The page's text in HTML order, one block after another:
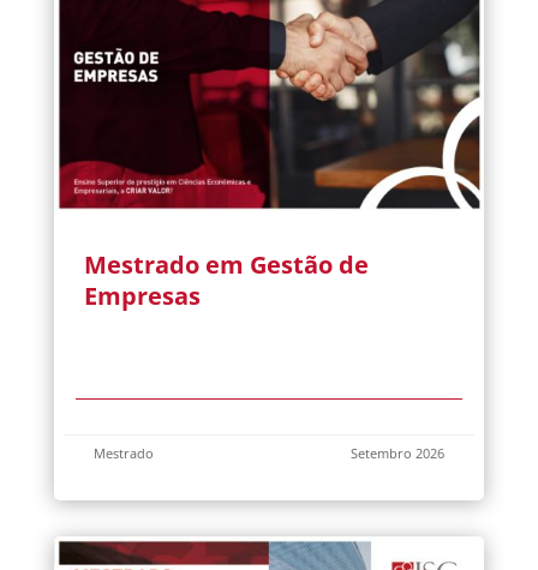
Mestrado em Gestão de
Empresas
Mestrado Setembro 2026